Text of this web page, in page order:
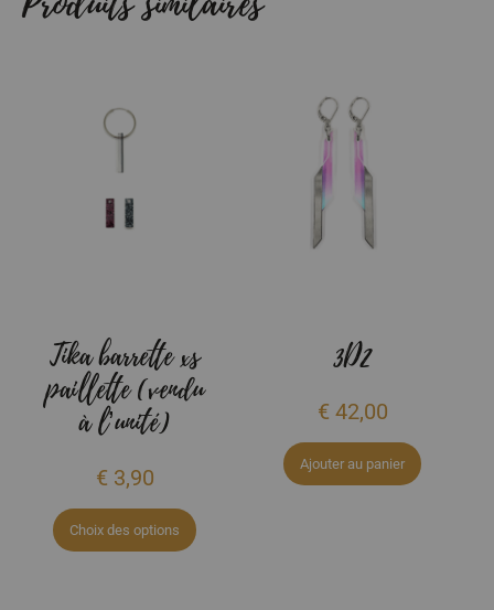
Tika barrette xs
paillette (vendu
à l’unité)
Choix des options
3D2
Ajouter au panier